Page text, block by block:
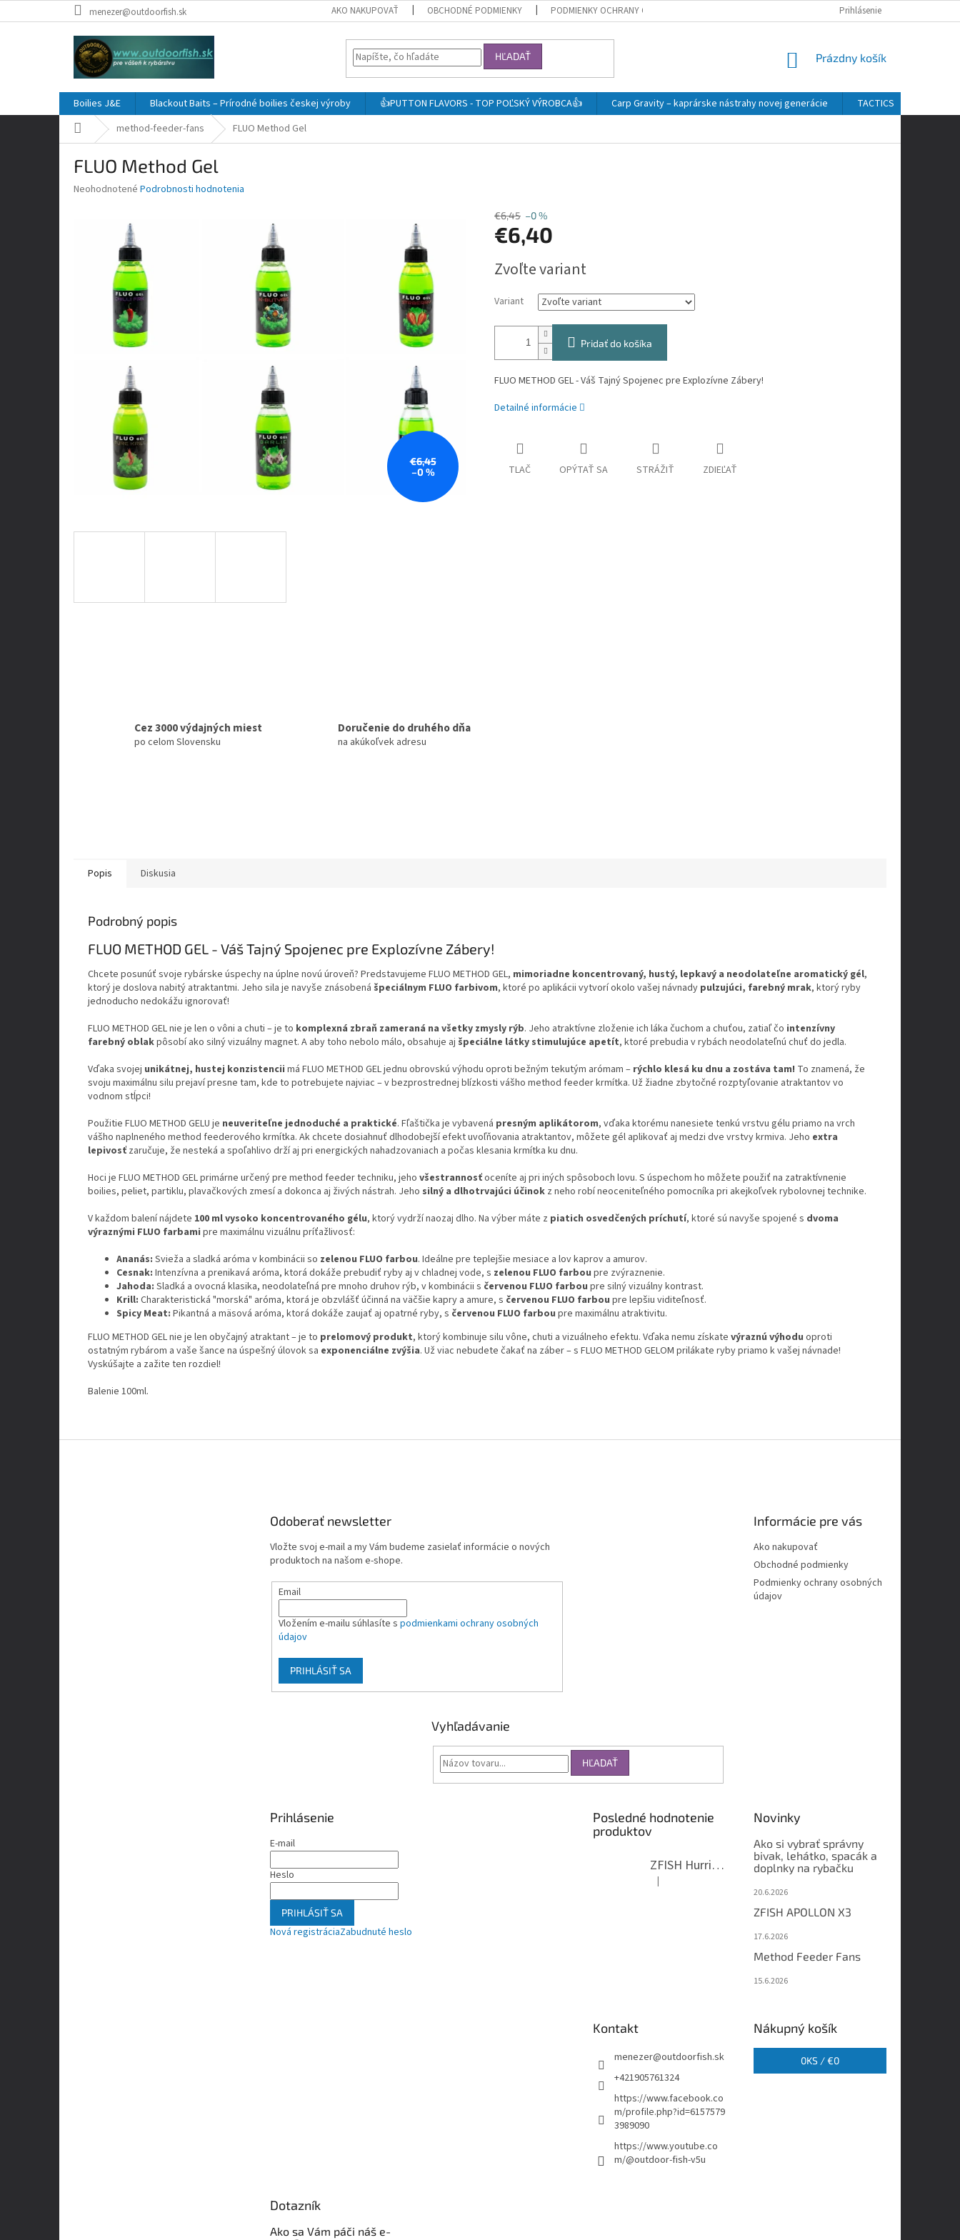
na
menezer@outdoorfish.sk AKO NAKUPOVAŤ OBCHODNÉ PODMIENKY PODMIENKY OCHRANY OSOBNÝCH ÚDAJOV Prihlásenie
HĽADAŤ
NÁKUPNÝ
Prázdny košík
Boilies J&E Blackout Baits – Prírodné boilies českej výroby 👍PUTTON FLAVORS - TOP POĽSKÝ VÝROBCA👍 Carp Gravity – kaprárske nástrahy novej generácie TACTICS
Domovmethod-feeder-fans FLUO Method Gel
FLUO Method Gel
Priemerné
hviezdičiek.
Neohodnotené Podrobnosti hodnotenia
€6,45
–0 %
€6,45 –0 %
€6,40
cena:
Zvoľte variant
Variant
Pridať do košíka
FLUO METHOD GEL - Váš Tajný Spojenec pre Explozívne Zábery!
Detailné informácie
TLAČ OPÝTAŤ SA STRÁŽIŤ ZDIEĽAŤ
Cez 3000 výdajných miest
po celom Slovensku
Doručenie do druhého dňa
na akúkoľvek adresu
Popis Diskusia
Podrobný popis
FLUO METHOD GEL - Váš Tajný Spojenec pre Explozívne Zábery!
Chcete posunúť svoje rybárske úspechy na úplne novú úroveň? Predstavujeme FLUO METHOD GEL, mimoriadne koncentrovaný, hustý, lepkavý a neodolateľne aromatický gél,
ktorý je doslova nabitý atraktantmi. Jeho sila je navyše znásobená špeciálnym FLUO farbivom, ktoré po aplikácii vytvorí okolo vašej návnady pulzujúci, farebný mrak, ktorý ryby
jednoducho nedokážu ignorovať!
FLUO METHOD GEL nie je len o vôni a chuti – je to komplexná zbraň zameraná na všetky zmysly rýb. Jeho atraktívne zloženie ich láka čuchom a chuťou, zatiaľ čo intenzívny
farebný oblakpôsobí ako silný vizuálny magnet. A aby toho nebolo málo, obsahuje aj špeciálne látky stimulujúce apetít, ktoré prebudia v rybách neodolateľnú chuť do jedla.
Vďaka svojej unikátnej, hustej konzistencii má FLUO METHOD GEL jednu obrovskú výhodu oproti bežným tekutým arómam – rýchlo klesá ku dnu a zostáva tam! To znamená, že
svoju maximálnu silu prejaví presne tam, kde to potrebujete najviac – v bezprostrednej blízkosti vášho method feeder krmítka. Už žiadne zbytočné rozptyľovanie atraktantov vo
vodnom stĺpci!
Použitie FLUO METHOD GELU je neuveriteľne jednoduché a praktické. Fľaštička je vybavená presným aplikátorom, vďaka ktorému nanesiete tenkú vrstvu gélu priamo na vrch
vášho naplneného method feederového krmítka. Ak chcete dosiahnuť dlhodobejší efekt uvoľňovania atraktantov, môžete gél aplikovať aj medzi dve vrstvy krmiva. Jeho extra
lepivosť zaručuje, že nesteká a spoľahlivo drží aj pri energických nahadzovaniach a počas klesania krmítka ku dnu.
Hoci je FLUO METHOD GEL primárne určený pre method feeder techniku, jeho všestrannosťoceníte aj pri iných spôsoboch lovu. S úspechom ho môžete použiť na zatraktívnenie
boilies, peliet, partiklu, plavačkových zmesí a dokonca aj živých nástrah. Jeho silný a dlhotrvajúci účinok z neho robí neoceniteľného pomocníka pri akejkoľvek rybolovnej technike.
V každom balení nájdete 100 ml vysoko koncentrovaného gélu, ktorý vydrží naozaj dlho. Na výber máte z piatich osvedčených príchutí, ktoré sú navyše spojené s dvoma
výraznými FLUO farbami pre maximálnu vizuálnu príťažlivosť:
Ananás: Svieža a sladká aróma v kombinácii so zelenou FLUO farbou. Ideálne pre teplejšie mesiace a lov kaprov a amurov.
Cesnak: Intenzívna a prenikavá aróma, ktorá dokáže prebudiť ryby aj v chladnej vode, s zelenou FLUO farbou pre zvýraznenie.
Jahoda: Sladká a ovocná klasika, neodolateľná pre mnoho druhov rýb, v kombinácii s červenou FLUO farbou pre silný vizuálny kontrast.
Krill: Charakteristická "morská" aróma, ktorá je obzvlášť účinná na väčšie kapry a amure, s červenou FLUO farbou pre lepšiu viditeľnosť.
Spicy Meat: Pikantná a mäsová aróma, ktorá dokáže zaujať aj opatrné ryby, s červenou FLUO farbou pre maximálnu atraktivitu.
FLUO METHOD GEL nie je len obyčajný atraktant – je to prelomový produkt, ktorý kombinuje silu vône, chuti a vizuálneho efektu. Vďaka nemu získate výraznú výhodu oproti
ostatným rybárom a vaše šance na úspešný úlovok sa exponenciálne zvýšia. Už viac nebudete čakať na záber – s FLUO METHOD GELOM prilákate ryby priamo k vašej návnade!
Vyskúšajte a zažite ten rozdiel!
Balenie 100ml.
Odoberať newsletter
Vložte svoj e-mail a my Vám budeme zasielať informácie o nových
produktoch na našom e-shope.
Email
Vložením e-mailu súhlasíte s podmienkami ochrany osobných
údajov
PRIHLÁSIŤ SA
Informácie pre vás
Ako nakupovať
Obchodné podmienky
Podmienky ochrany osobných
údajov
Vyhľadávanie
HĽADAŤ
Prihlásenie
E-mail
Heslo
PRIHLÁSIŤ SA
Nová registráciaZabudnuté heslo
Posledné hodnotenie
produktov
ZFISH Hurricane Camo Kreslo
Hodnotenie produktu je 5 z 5 hviezdičiek.
|
Novinky
Ako si vybrať správny
bivak, lehátko, spacák a
doplnky na rybačku
20.6.2026
ZFISH APOLLON X3
17.6.2026
Method Feeder Fans
15.6.2026
Kontakt
menezer@outdoorfish.sk
+421905761324
https://www.facebook.co
m/profile.php?id=6157579
3989090
https://www.youtube.co
m/@outdoor-fish-v5u
Nákupný košík
0KS /€0
Dotazník
Ako sa Vám páči náš e-